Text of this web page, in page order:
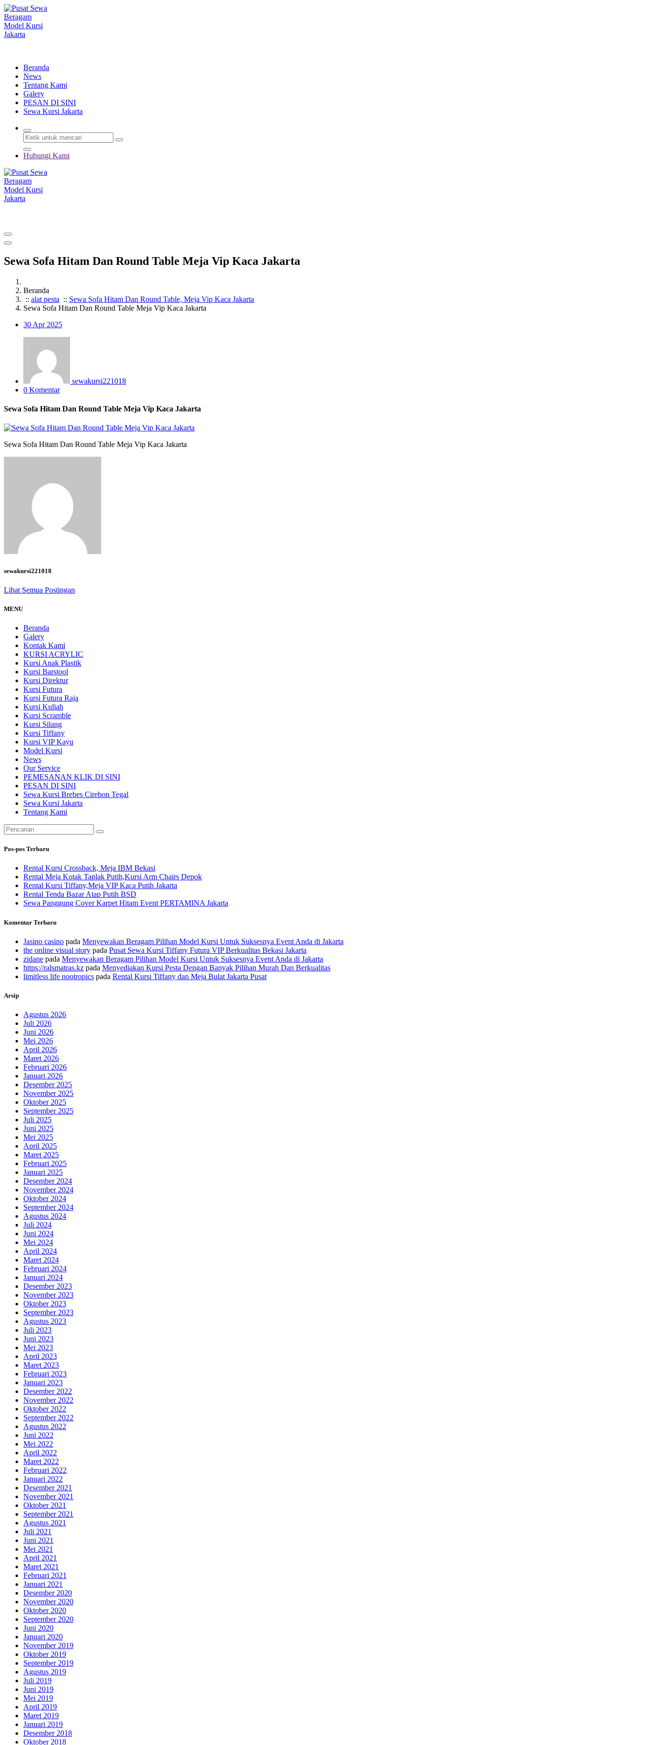
Lewati
ke
konten
Beranda
News
Tentang Kami
Galery
PESAN DI SINI
Sewa Kursi Jakarta
Hubungi Kami
Sewa Sofa Hitam Dan Round Table Meja Vip Kaca Jakarta
Beranda
:: alat pesta :: Sewa Sofa Hitam Dan Round Table, Meja Vip Kaca Jakarta
Sewa Sofa Hitam Dan Round Table Meja Vip Kaca Jakarta
30 Apr 2025
sewakursi221018
0 Komentar
Sewa Sofa Hitam Dan Round Table Meja Vip Kaca Jakarta
Sewa Sofa Hitam Dan Round Table Meja Vip Kaca Jakarta
sewakursi221018
Lihat Semua Postingan
MENU
Beranda
Galery
Kontak Kami
KURSI ACRYLIC
Kursi Anak Plastik
Kursi Barstool
Kursi Direktur
Kursi Futura
Kursi Futura Raja
Kursi Kuliah
Kursi Scramble
Kursi Silang
Kursi Tiffany
Kursi VIP Kayu
Model Kursi
News
Our Service
PEMESANAN KLIK DI SINI
PESAN DI SINI
Sewa Kursi Brebes Cirebon Tegal
Sewa Kursi Jakarta
Tentang Kami
Pencarian
untuk:
Pos-pos Terbaru
Rental Kursi Crossback, Meja IBM Bekasi
Rental Meja Kotak Taplak Putih,Kursi Arm Chairs Depok
Rental Kursi Tiffany,Meja VIP Kaca Putih Jakarta
Rental Tenda Bazar Atap Putih BSD
Sewa Panggung Cover Karpet Hitam Event PERTAMINA Jakarta
Komentar Terbaru
Jasino casino pada Menyewakan Beragam Pilihan Model Kursi Untuk Suksesnya Event Anda di Jakarta
the online visual story pada Pusat Sewa Kursi Tiffany Futura VIP Berkualitas Bekasi Jakarta
zidane pada Menyewakan Beragam Pilihan Model Kursi Untuk Suksesnya Event Anda di Jakarta
https://ralsmatras.kz pada Menyediakan Kursi Pesta Dengan Banyak Pilihan Murah Dan Berkualitas
limitless life nootropics pada Rental Kursi Tiffany dan Meja Bulat Jakarta Pusat
Arsip
Agustus 2026
Juli 2026
Juni 2026
Mei 2026
April 2026
Maret 2026
Februari 2026
Januari 2026
Desember 2025
November 2025
Oktober 2025
September 2025
Juli 2025
Juni 2025
Mei 2025
April 2025
Maret 2025
Februari 2025
Januari 2025
Desember 2024
November 2024
Oktober 2024
September 2024
Agustus 2024
Juli 2024
Juni 2024
Mei 2024
April 2024
Maret 2024
Februari 2024
Januari 2024
Desember 2023
November 2023
Oktober 2023
September 2023
Agustus 2023
Juli 2023
Juni 2023
Mei 2023
April 2023
Maret 2023
Februari 2023
Januari 2023
Desember 2022
November 2022
Oktober 2022
September 2022
Agustus 2022
Juni 2022
Mei 2022
April 2022
Maret 2022
Februari 2022
Januari 2022
Desember 2021
November 2021
Oktober 2021
September 2021
Agustus 2021
Juli 2021
Juni 2021
Mei 2021
April 2021
Maret 2021
Februari 2021
Januari 2021
Desember 2020
November 2020
Oktober 2020
September 2020
Juni 2020
Januari 2020
November 2019
Oktober 2019
September 2019
Agustus 2019
Juli 2019
Juni 2019
Mei 2019
April 2019
Maret 2019
Januari 2019
Desember 2018
Oktober 2018